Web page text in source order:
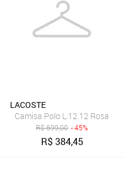
petit piquet Preto
LACOSTE
Camisa Polo L.12.12 Rosa
R$699,00 - 45%
R$384,45